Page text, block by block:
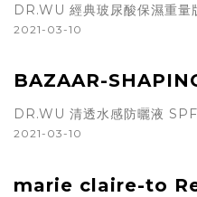
DR.WU 經典玻尿酸保濕重量
2021-03-10
BAZAAR-
DR.WU 清透水感防曬液
2021-03-10
marie claire-to